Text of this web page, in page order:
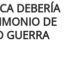
DEBERÍA
DE
GUERRA